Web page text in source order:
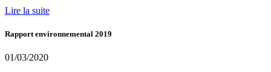
Lire la suite
Rapport environnemental 2019
01/03/2020